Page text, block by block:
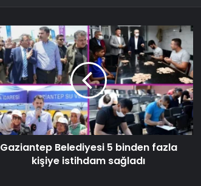
Gaziantep Belediyesi 5 binden fazla
kişiye istihdam sağladı